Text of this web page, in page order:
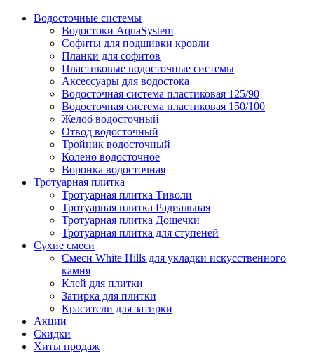
Водосточные системы
Водостоки AquaSystem
Софиты для подшивки кровли
Планки для софитов
Пластиковые водосточные системы
Аксессуары для водостока
Водосточная система пластиковая 125/90
Водосточная система пластиковая 150/100
Желоб водосточный
Отвод водосточный
Тройник водосточный
Колено водосточное
Воронка водосточная
Тротуарная плитка
Тротуарная плитка Тиволи
Тротуарная плитка Радиальная
Тротуарная плитка Дощечки
Тротуарная плитка для ступеней
Сухие смеси
Смеси White Hills для укладки искусственного
камня
Клей для плитки
Затирка для плитки
Красители для затирки
Акции
Скидки
Хиты продаж